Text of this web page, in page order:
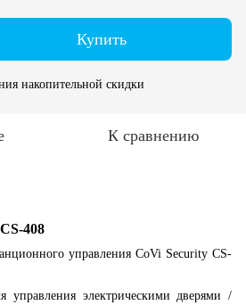
Купить
накопительной скидки
К сравнению
408
управления CoVi Security CS-
управления электрическими дверями /